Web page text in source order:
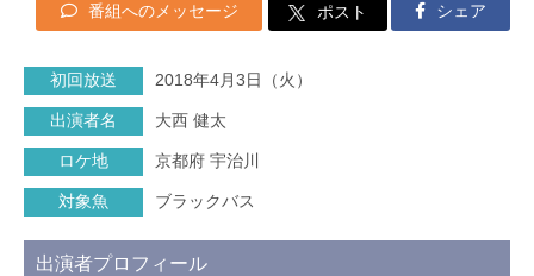
番組へのメッセージ ポスト シェア
初回放送 2018年4月3日（火）
出演者名 大西 健太
ロケ地 京都府 宇治川
対象魚 ブラックバス
出演者プロフィール